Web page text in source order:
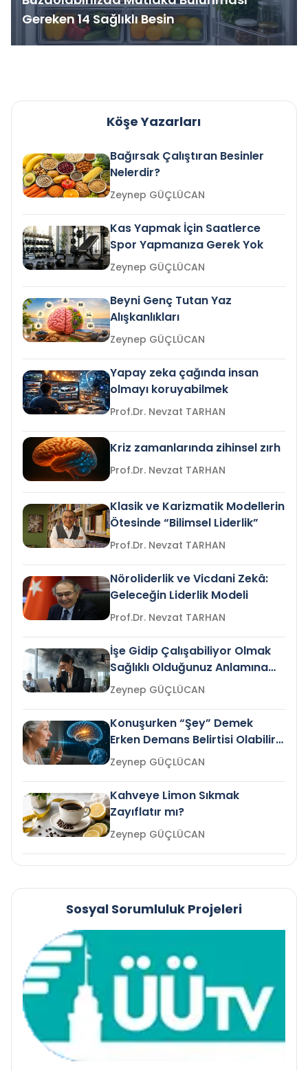
Gereken 14 Sağlıklı Besin
Köşe Yazarları
Bağırsak Çalıştıran Besinler
Nelerdir?
Zeynep GÜÇLÜCAN
Kas Yapmak İçin Saatlerce
Spor Yapmanıza Gerek Yok
Zeynep GÜÇLÜCAN
Beyni Genç Tutan Yaz
Alışkanlıkları
Zeynep GÜÇLÜCAN
Yapay zeka çağında insan
olmayı koruyabilmek
Prof.Dr. Nevzat TARHAN
Kriz zamanlarında zihinsel zırh
Prof.Dr. Nevzat TARHAN
Klasik ve Karizmatik Modellerin
Ötesinde “Bilimsel Liderlik”
Prof.Dr. Nevzat TARHAN
Nöroliderlik ve Vicdani Zekâ:
Geleceğin Liderlik Modeli
Prof.Dr. Nevzat TARHAN
İşe Gidip Çalışabiliyor Olmak
Sağlıklı Olduğunuz Anlamına
Gelir mi?Zeynep GÜÇLÜCAN
Konuşurken “Şey” Demek
Erken Demans Belirtisi Olabilir
mi?
Zeynep GÜÇLÜCAN
Kahveye Limon Sıkmak
Zayıflatır mı?
Zeynep GÜÇLÜCAN
Sosyal Sorumluluk Projeleri